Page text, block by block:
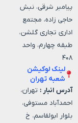
پیامبر شرقی، نبش
حاجی زاده، مجتمع
اداری تجاری گلشن،
طبقه چهارم، واحد
۴۰۸
لینک لوکیشن
شعبه تهران
آدرس انبار : تهران،
احمدآباد مستوفی،
بلوار ابولقاسم، خ